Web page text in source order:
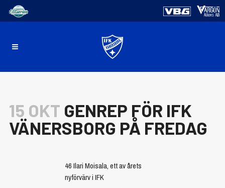
15 OKT GENREP FÖR IFK
VÄNERSBORG PÅ FREDAG
46 Ilari Moisala, ett av årets
nyförvärv i IFK